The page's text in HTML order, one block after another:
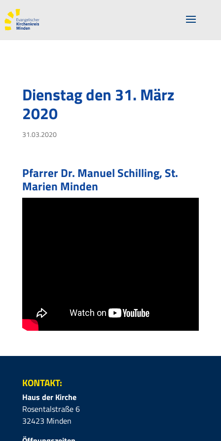
Dienstag den 31. März
2020
31.03.2020
Pfarrer Dr. Manuel Schilling, St.
Marien Minden
KONTAKT:
Haus der Kirche
Rosentalstraße 6
32423 Minden